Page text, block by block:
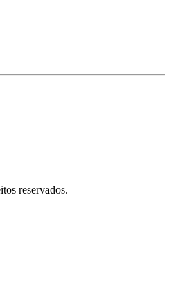
reservados.